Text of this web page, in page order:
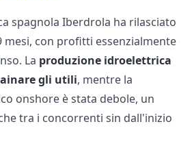
spagnola Iberdrola ha rilasciato
con profitti essenzialmente
La produzione idroelettrica
gli utili, mentre la
onshore è stata debole, un
tra i concorrenti sin dall'inizio